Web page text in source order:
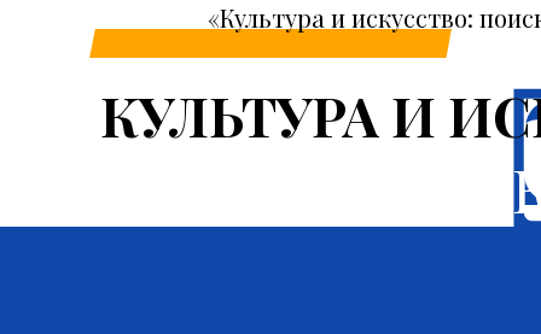
«Культура и искусство:
КУЛЬТУРА И
ПОИСКИ И